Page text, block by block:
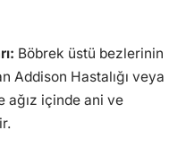
Böbrek üstü bezlerinin
Addison Hastalığı veya
ağız içinde ani ve